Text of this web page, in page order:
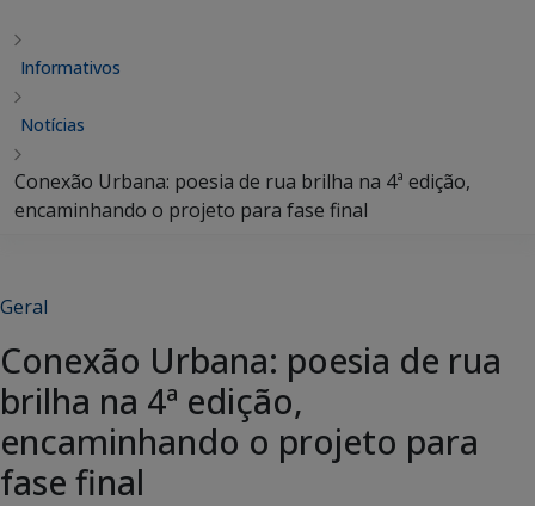
Informativos
Notícias
Conexão Urbana: poesia de rua brilha na 4ª edição,
encaminhando o projeto para fase final
Geral
Conexão Urbana: poesia de rua
brilha na 4ª edição,
encaminhando o projeto para
fase final